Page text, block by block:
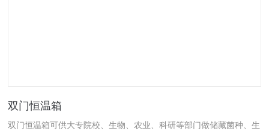
双门恒温箱
双门恒温箱可供大专院校、生物、农业、科研等部门做储藏菌种、生